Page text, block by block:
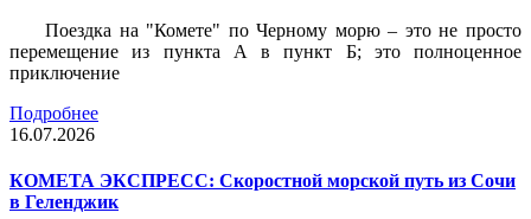
Поездка на "Комете" по Черному морю – это не просто
перемещение из пункта А в пункт Б; это полноценное
приключение
Подробнее
16.07.2026
КОМЕТА ЭКСПРЕСС: Скоростной морской путь из Сочи
в Геленджик